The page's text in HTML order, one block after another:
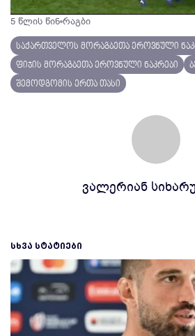
5 წლის წინ რაგბი
საქართველოს მორაგბეთა ეროვნული
ფიჯის მორაგბეთა ეროვნული ნაკრები
შემოდგომის ერთა თასი
ვალერიან
ᲡᲮᲕᲐ ᲡᲢᲐᲢᲘᲔᲑᲘ